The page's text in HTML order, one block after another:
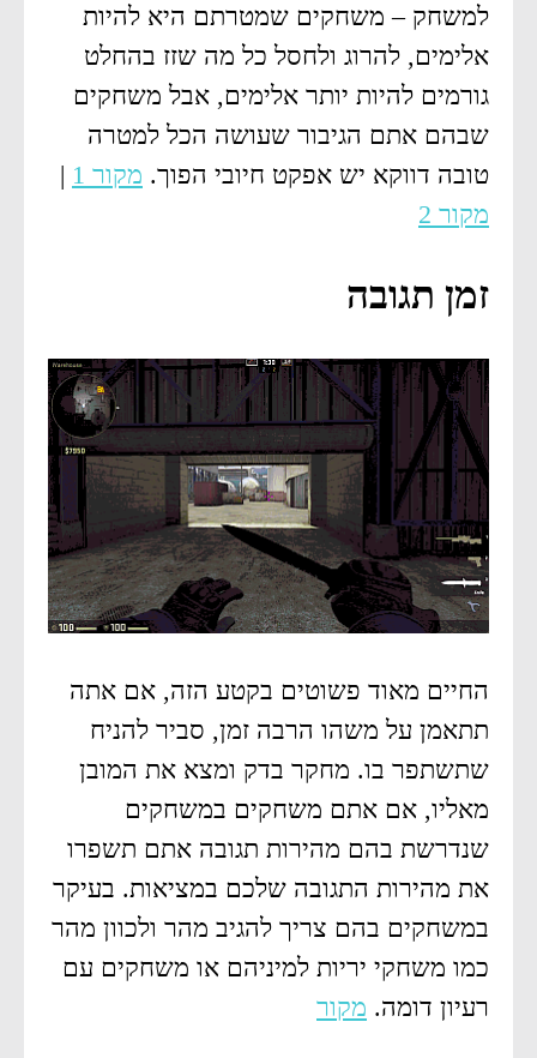
למשחק – משחקים שמטרתם היא להיות
אלימים, להרוג ולחסל כל מה שזז בהחלט
גורמים להיות יותר אלימים, אבל משחקים
שבהם אתם הגיבור שעושה הכל למטרה
טובה דווקא יש אפקט חיובי הפוך. מקור 1
|
מקור 2
זמן תגובה
החיים מאוד פשוטים בקטע הזה, אם אתה
תתאמן על משהו הרבה זמן, סביר להניח
שתשתפר בו. מחקר בדק ומצא את המובן
מאליו, אם אתם משחקים במשחקים
שנדרשת בהם מהירות תגובה אתם תשפרו
את מהירות התגובה שלכם במציאות. בעיקר
במשחקים בהם צריך להגיב מהר ולכוון מהר
כמו משחקי יריות למיניהם או משחקים עם
רעיון דומה. מקור